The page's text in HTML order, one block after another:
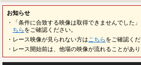
お知らせ
・「条件に合致する映像は取得できませんでした
ちら をご確認ください。
・レース映像が見られない方は こちら をご確認くだ
・レース開始前は、他場の映像が流れることがあり